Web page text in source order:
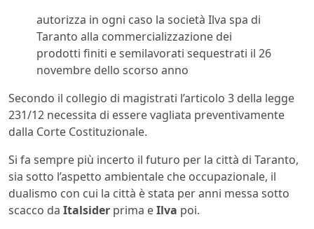
autorizza in ogni caso la società Ilva spa di
Taranto alla commercializzazione dei
prodotti finiti e semilavorati sequestrati il 26
novembre dello scorso anno
Secondo il collegio di magistrati l’articolo 3 della legge
231/12 necessita di essere vagliata preventivamente
dalla Corte Costituzionale.
Si fa sempre più incerto il futuro per la città di Taranto,
sia sotto l’aspetto ambientale che occupazionale, il
dualismo con cui la città è stata per anni messa sotto
scacco da Italsider prima eIlva poi.